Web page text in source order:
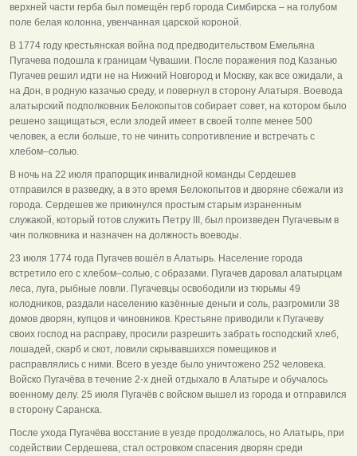
верхней части герба был помещён герб города Симбирска – на голубом
поле белая колонна, увенчанная царской короной.
В 1774 году крестьянская война под предводительством Емельяна
Пугачева подошла к границам Чувашии. После поражения под Казанью
Пугачев решил идти не на Нижний Новгород и Москву, как все ожидали, а
на Дон, в родную казачью среду, и повернул в сторону Алатыря. Воевода
алатырский подполковник Белокопытов собирает совет, на котором было
решено защищаться, если злодей имеет в своей толпе менее 500
человек, а если больше, то не чинить сопротивление и встречать с
хлебом–солью.
В ночь на 22 июля прапорщик инвалидной команды Сердешев
отправился в разведку, а в это время Белокопытов и дворяне сбежали из
города. Сердешев же прикинулся простым старым израненным
служакой, который готов служить Петру III, был произведен Пугачевым в
чин полковника и назначен на должность воеводы.
23 июля 1774 года Пугачев вошёл в Алатырь. Население города
встретило его с хлебом–солью, с образами. Пугачев даровал алатырцам
леса, луга, рыбные ловли. Пугачевцы освободили из тюрьмы 49
колодников, раздали населению казённые деньги и соль, разгромили 38
домов дворян, купцов и чиновников. Крестьяне приводили к Пугачеву
своих господ на расправу, просили разрешить забрать господский хлеб,
лошадей, скарб и скот, ловили скрывавшихся помещиков и
расправлялись с ними. Всего в уезде было уничтожено 252 человека.
Войско Пугачёва в течение 2-х дней отдыхало в Алатыре и обучалось
военному делу. 25 июля Пугачёв с войском вышел из города и отправился
в сторону Саранска.
После ухода Пугачёва восстание в уезде продолжалось, но Алатырь, при
содействии Сердешева, стал островком спасения дворян среди